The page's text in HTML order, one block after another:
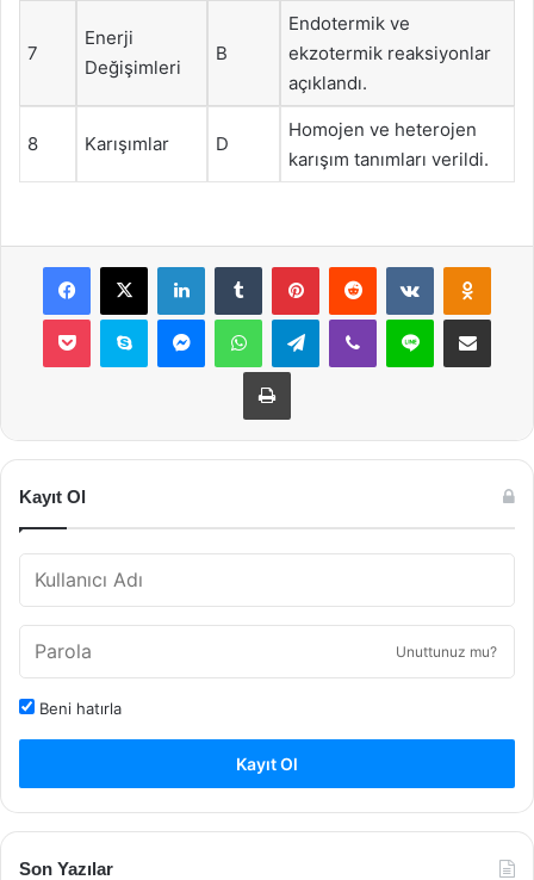
7
Enerji
Değişimleri
B
Endotermik ve
ekzotermik reaksiyonlar
açıklandı.
8 Karışımlar D
Homojen ve heterojen
karışım tanımları verildi.
Facebook
X LinkedInTumblr PinterestReddit VKontakte
Pocket Skype MessengerWhatsAppTelegramViber Line E-Posta ile
Yazdır
Kayıt Ol
Unuttunuz mu?
Beni hatırla
Kayıt Ol
Son Yazılar